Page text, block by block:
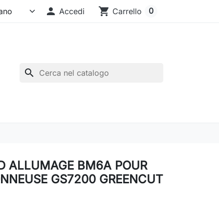
 Accedi shopping_cart Carrello 0
search
ALLUMAGE BM6A POUR
GS7200 GREENCUT